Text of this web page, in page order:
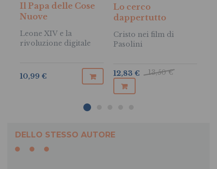
Il Papa delle Cose
Nuove
Leone XIV e la
rivoluzione digitale
10,99 €
Lo cerco
dappertutto
Cristo nei film di
Pasolini
13,50 €
12,83 €
DELLO STESSO AUTORE